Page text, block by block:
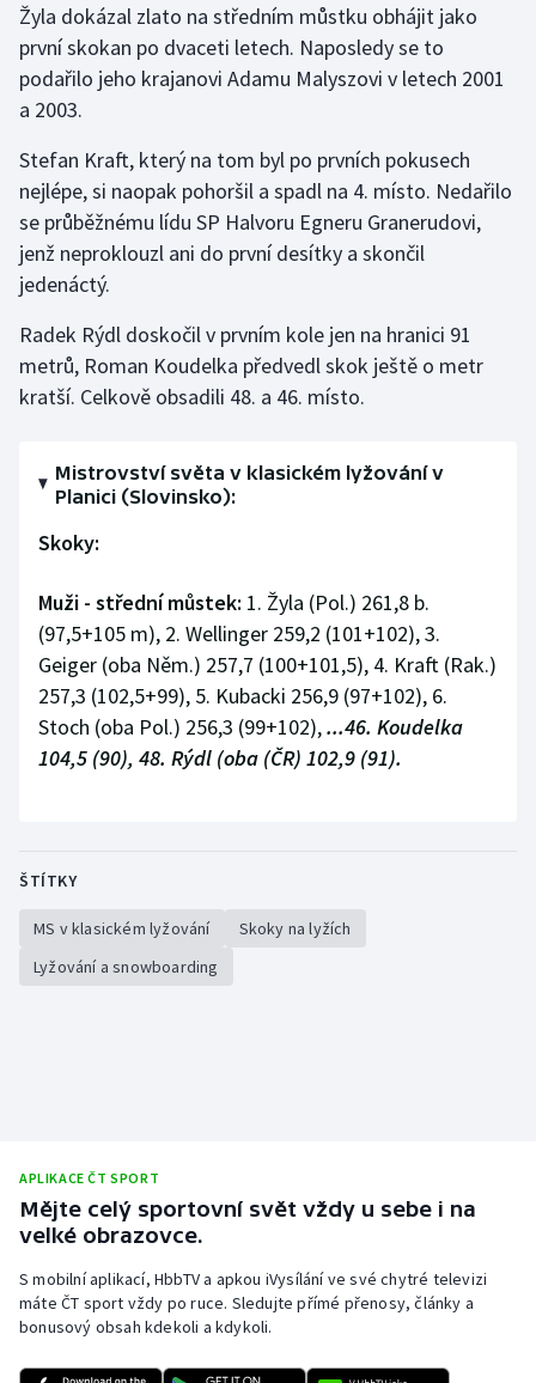
Rychlobruslení
Rychlostní kanoistika
Short track
Sportovní střelba
Stolní tenis
Triatlon
Veslování
Žyla dokázal zlato na středním můstku obhájit jako
první skokan po dvaceti letech. Naposledy se to
podařilo jeho krajanovi Adamu Malyszovi v letech 2001
a 2003.
Stefan Kraft, který na tom byl po prvních pokusech
nejlépe, si naopak pohoršil a spadl na 4. místo. Nedařilo
se průběžnému lídu SP Halvoru Egneru Granerudovi,
jenž neproklouzl ani do první desítky a skončil
jedenáctý.
Radek Rýdl doskočil v prvním kole jen na hranici 91
metrů, Roman Koudelka předvedl skok ještě o metr
kratší. Celkově obsadili 48. a 46. místo.
Mistrovství světa v klasickém lyžování v
Planici (Slovinsko):
Skoky:
Muži - střední můstek: 1. Žyla (Pol.) 261,8 b.
(97,5+105 m), 2. Wellinger 259,2 (101+102), 3.
Geiger (oba Něm.) 257,7 (100+101,5), 4. Kraft (Rak.)
257,3 (102,5+99), 5. Kubacki 256,9 (97+102), 6.
Stoch (oba Pol.) 256,3 (99+102),...46. Koudelka
104,5 (90), 48. Rýdl (oba (ČR) 102,9 (91).
ŠTÍTKY
MS v klasickém lyžování
Skoky na lyžích
Lyžování a snowboarding
APLIKACE ČT SPORT
Mějte celý sportovní svět vždy u sebe i na
velké obrazovce.
S mobilní aplikací, HbbTV a apkou iVysílání ve své chytré televizi
máte ČT sport vždy po ruce. Sledujte přímé přenosy, články a
bonusový obsah kdekoli a kdykoli.